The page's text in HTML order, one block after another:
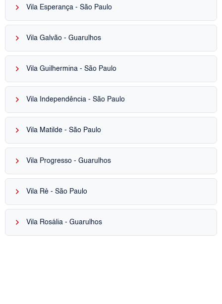
keyboard_arrow_right Vila Esperança - São Paulo
keyboard_arrow_right Vila Galvão - Guarulhos
keyboard_arrow_right Vila Guilhermina - São Paulo
keyboard_arrow_right Vila Independência - São Paulo
keyboard_arrow_right Vila Matilde - São Paulo
keyboard_arrow_right Vila Progresso - Guarulhos
keyboard_arrow_right Vila Ré - São Paulo
keyboard_arrow_right Vila Rosália - Guarulhos